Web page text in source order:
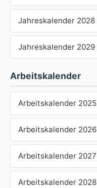
Jahreskalender 2028
Jahreskalender 2029
Arbeitskalender
Arbeitskalender 2025
Arbeitskalender 2026
Arbeitskalender 2027
Arbeitskalender 2028